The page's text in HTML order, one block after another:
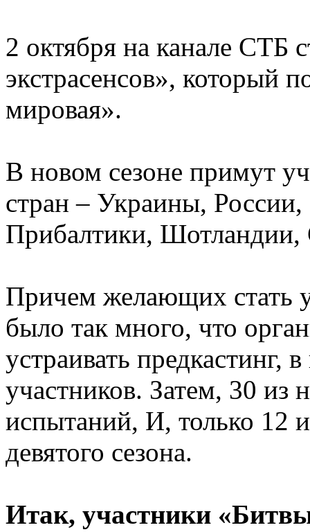
2 октября на канале СТБ
экстрасенсов», который
мировая».
В новом сезоне примут
стран – Украины,
Прибалтики,
Причем желающих стать
было так много, что
устраивать предкастинг,
участников. Затем, 30
испытаний, И, только 12
девятого сезона.
Итак, участники